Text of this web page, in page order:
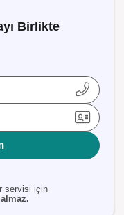
Birlikte
servisi için